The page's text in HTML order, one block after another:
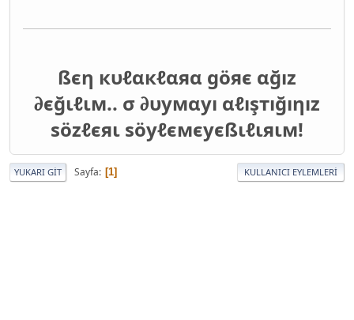
ßєη кυℓαкℓαяα göяє αğız
∂єğιℓιм.. σ ∂υумαуı αℓışтığıηız
ѕözℓєяι ѕöуℓємєуєßιℓιяιм!
YUKARI GIT Sayfa 1 KULLANICI EYLEMLERI